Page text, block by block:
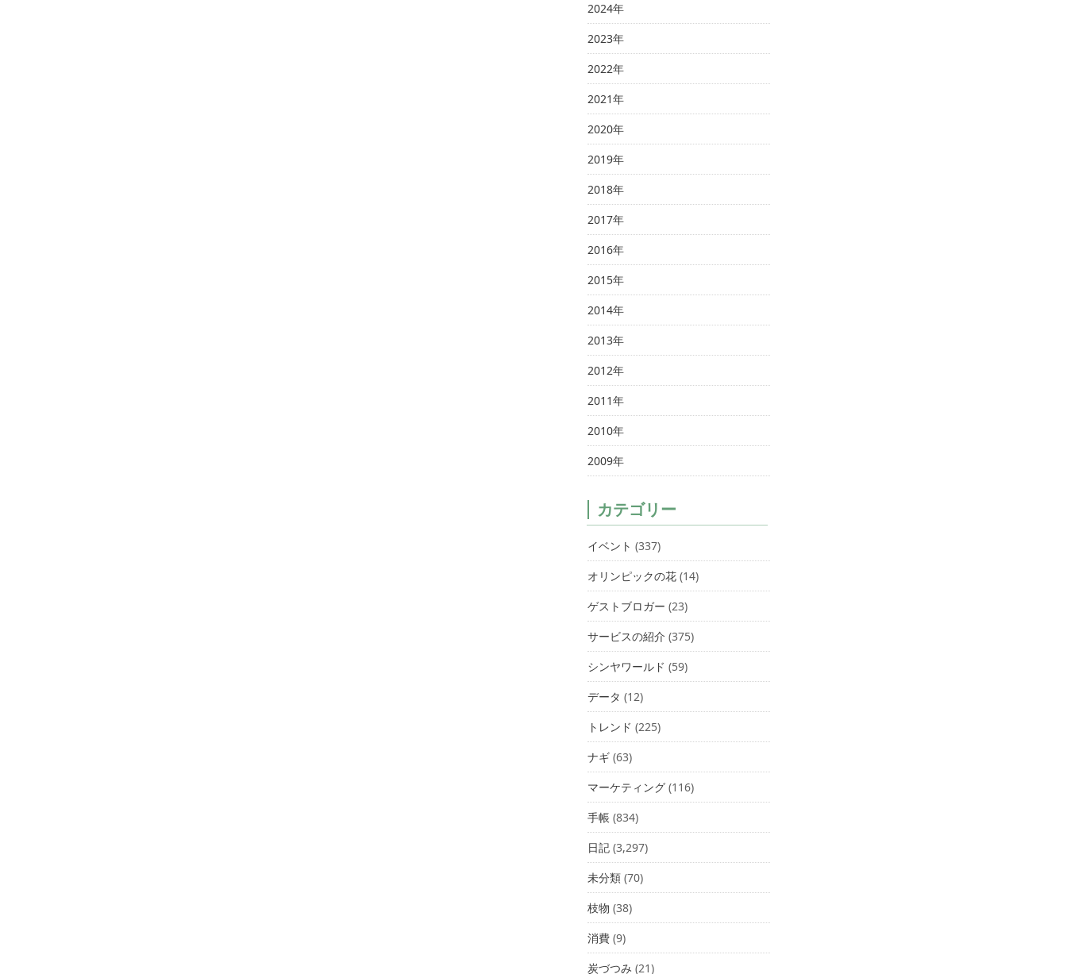
2024年
2023年
2022年
2021年
2020年
2019年
2018年
2017年
2016年
2015年
2014年
2013年
2012年
2011年
2010年
2009年
カテゴリー
イベント (337)
オリンピックの花 (14)
ゲストブロガー (23)
サービスの紹介 (375)
シンヤワールド (59)
データ (12)
トレンド (225)
ナギ (63)
マーケティング (116)
手帳 (834)
日記 (3,297)
未分類 (70)
枝物 (38)
消費 (9)
炭づつみ (21)